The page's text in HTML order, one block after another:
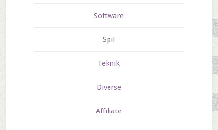
Software
Spil
Teknik
Diverse
Affiliate